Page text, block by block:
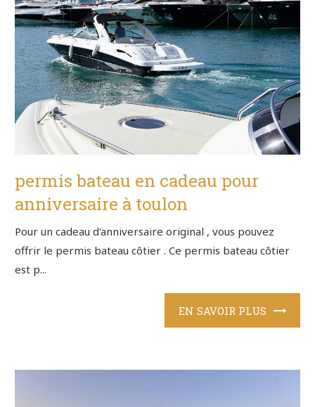
permis bateau en cadeau pour
anniversaire à toulon
Pour un cadeau d'anniversaire original , vous pouvez
offrir le permis bateau côtier . Ce permis bateau côtier
est p...
EN SAVOIR PLUS